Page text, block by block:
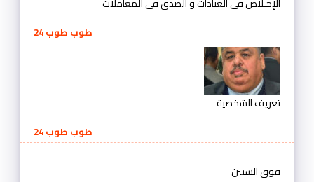
طوب طوب 24
تعريف الشخصية
طوب طوب 24
فوق الستين